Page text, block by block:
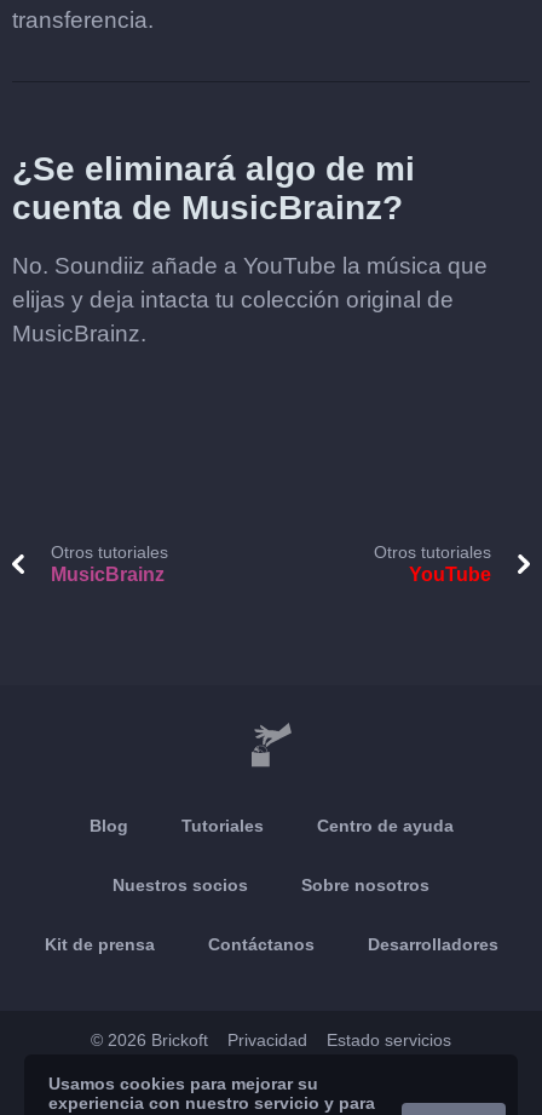
transferencia.
¿Se eliminará algo de mi
cuenta de MusicBrainz?
No. Soundiiz añade a YouTube la música que
elijas y deja intacta tu colección original de
MusicBrainz.
Otros tutoriales
MusicBrainz
Otros tutoriales
YouTube
Blog Tutoriales Centro de ayuda
Nuestros socios Sobre nosotros
Kit de prensa Contáctanos Desarrolladores
© 2026 Brickoft Privacidad Estado servicios
App Store Google Play
Usamos cookies para mejorar su
experiencia con nuestro servicio y para